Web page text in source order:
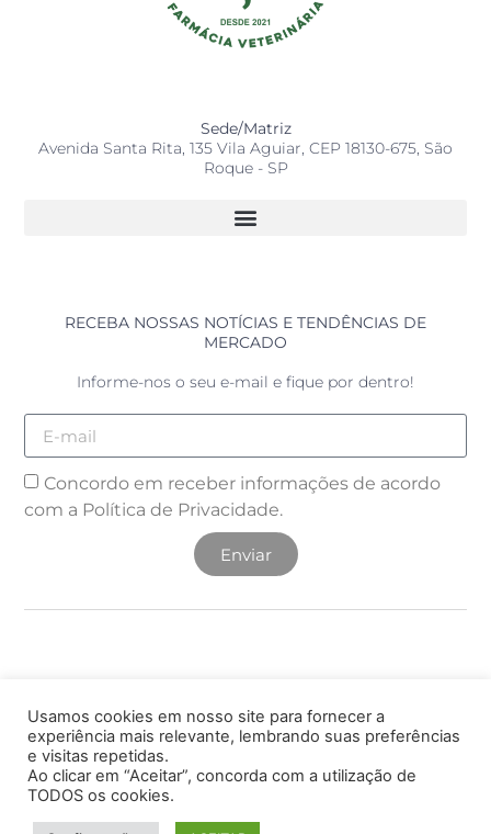
Sede/Matriz
Avenida Santa Rita, 135 Vila Aguiar, CEP 18130-675, São
Roque - SP
RECEBA NOSSAS NOTÍCIAS E TENDÊNCIAS DE
MERCADO
Informe-nos o seu e-mail e fique por dentro!
Concordo em receber informações de acordo
com a Política de Privacidade.
Enviar
© 2025 DSR Agrovet. Todos os direitos Reservados. A
cópia ou reprodução, total ou parcial, não autorizada do
conteúdo deste site poderá acarretar em penas previstas
Usamos cookies em nosso site para fornecer a
experiência mais relevante, lembrando suas preferências
e visitas repetidas.
Ao clicar em “Aceitar”, concorda com a utilização de
TODOS os cookies.